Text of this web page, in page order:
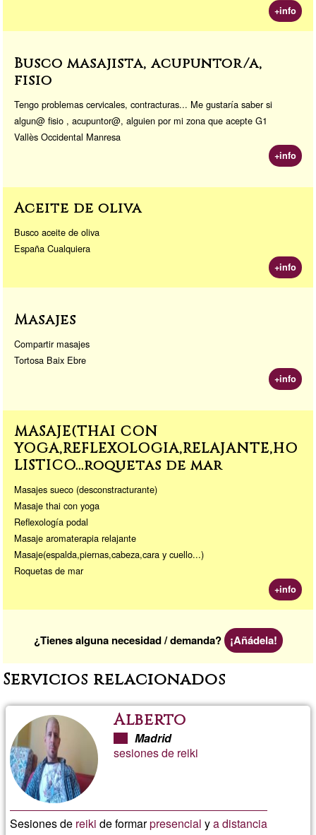
+info
Busco masajista, acupuntor/a,
fisio
Tengo problemas cervicales, contracturas... Me gustaría saber si
algun@ fisio , acupuntor@, alguien por mi zona que acepte G1
Vallès Occidental Manresa
+info
Aceite de oliva
Busco aceite de oliva
España Cualquiera
+info
Masajes
Compartir masajes
Tortosa Baix Ebre
+info
MASAJE(THAI CON
YOGA,REFLEXOLOGIA,RELAJANTE,HO
LISTICO...roquetas de mar
Masajes sueco (desconstracturante)
Masaje thai con yoga
Reflexología podal
Masaje aromaterapia relajante
Masaje(espalda,piernas,cabeza,cara y cuello...)
Roquetas de mar
+info
¿Tienes alguna necesidad / demanda? ¡Añádela!
Servicios relacionados
Alberto
Madrid
sesiones de reiki
Sesiones de reiki de formarpresencial ya distancia